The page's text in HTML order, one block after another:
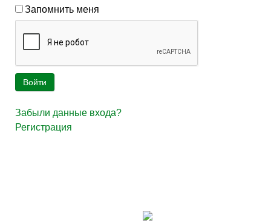
Запомнить меня
Войти
Забыли данные входа?
Регистрация